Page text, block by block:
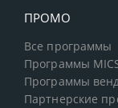
ПРОМО
Все программы
Программы
Программы
Партнерские